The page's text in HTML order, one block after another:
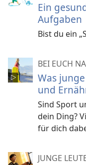
Ein
Aufgaben
Bist du ein
BEI EUCH
Was
und
Sind Sport
dein Ding?
für dich
JUNGE